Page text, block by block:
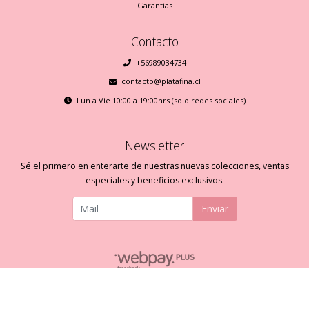
Garantías
Contacto
+56989034734
contacto@platafina.cl
Lun a Vie 10:00 a 19:00hrs (solo redes sociales)
Newsletter
Sé el primero en enterarte de nuestras nuevas colecciones, ventas
especiales y beneficios exclusivos.
Enviar